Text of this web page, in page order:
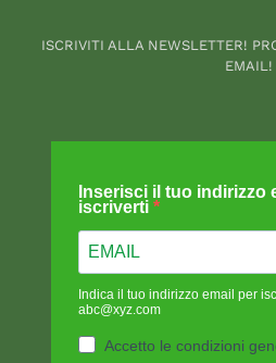
ISCRIVITI ALLA NEWSLETTER!
EMAIL!
Inserisci il tuo indirizzo
iscriverti
Indica il tuo indirizzo email per
abc@xyz.com
Accetto le condizioni